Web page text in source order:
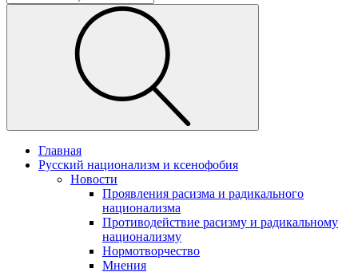
Главная
Русский национализм и ксенофобия
Новости
Проявления расизма и радикального
национализма
Противодействие расизму и радикальному
национализму
Нормотворчество
Мнения